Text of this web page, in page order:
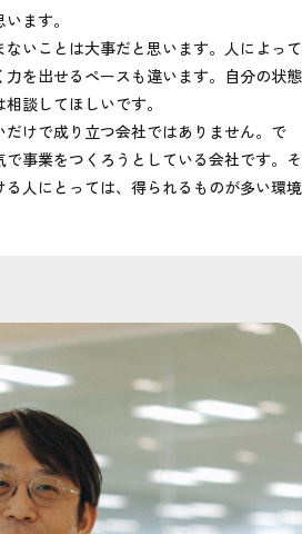
ます。
いことは大事だと思います。人によって
を出せるペースも違います。自分の状態
談してほしいです。
けで成り立つ会社ではありません。で
事業をつくろうとしている会社です。そ
人にとっては、得られるものが多い環境